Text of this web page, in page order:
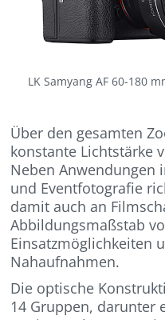
LK Samyang AF 60-180
Über den gesamten
konstante Lichtstärke
Neben Anwendungen
und Eventfotografie
damit auch an
Abbildungsmaßstab
Einsatzmöglichkeiten
Nahaufnahmen.
Die optische
14 Gruppen, darunter